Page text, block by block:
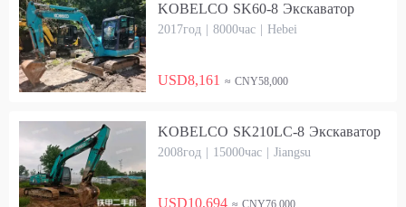
KOBELCO SK60-8 Экскаватор
2017год | 8000час | Hebei
USD8,161 ≈ CNY58,000
KOBELCO SK210LC-8 Экскаватор
2008год | 15000час | Jiangsu
USD10,694 ≈ CNY76,000